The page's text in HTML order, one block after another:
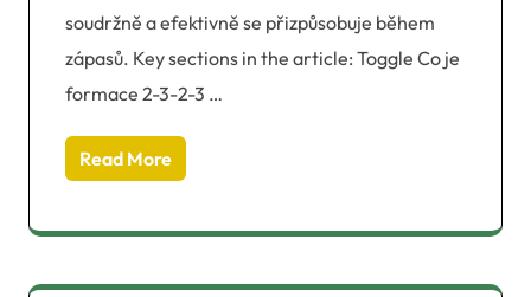
soudržně a efektivně se přizpůsobuje během
zápasů. Key sections in the article: Toggle Co je
formace 2-3-2-3 …
Read More